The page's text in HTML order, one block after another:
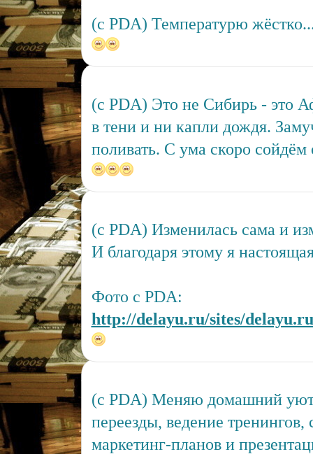
(c PDA) Температурю
(c PDA) Это не Сибирь - это
в тени и ни капли дождя.
поливать. С ума скоро
(c PDA) Изменилась сама и
И благодаря этому я
Фото с PDA:
http://delayu.ru/sites/
(c PDA) Меняю домашний
переезды, ведение тренингов,
маркетинг-планов и